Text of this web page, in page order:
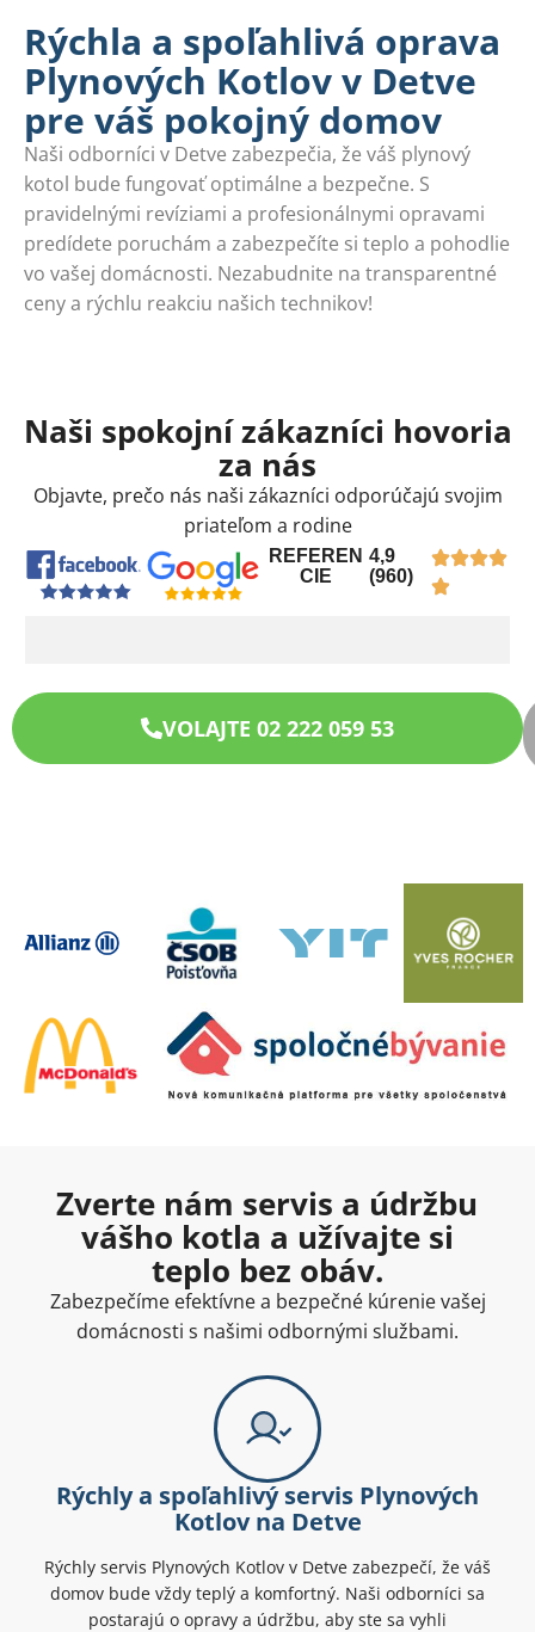
Rýchla a spoľahlivá oprava
Plynových Kotlov v Detve
pre váš pokojný domov
Naši odborníci v Detve zabezpečia, že váš plynový
kotol bude fungovať optimálne a bezpečne. S
pravidelnými revíziami a profesionálnymi opravami
predídete poruchám a zabezpečíte si teplo a pohodlie
vo vašej domácnosti. Nezabudnite na transparentné
ceny a rýchlu reakciu našich technikov!
Naši spokojní zákazníci hovoria
za nás
Objavte, prečo nás naši zákazníci odporúčajú svojim
priateľom a rodine
REFEREN
CIE
4,9
(960)
VOLAJTE 02 222 059 53
Zverte nám servis a údržbu
vášho kotla a užívajte si
teplo bez obáv.
Zabezpečíme efektívne a bezpečné kúrenie vašej
domácnosti s našimi odbornými službami.
Rýchly a spoľahlivý servis Plynových
Kotlov na Detve
Rýchly servis Plynových Kotlov v Detve zabezpečí, že váš
domov bude vždy teplý a komfortný. Naši odborníci sa
postarajú o opravy a údržbu, aby ste sa vyhli